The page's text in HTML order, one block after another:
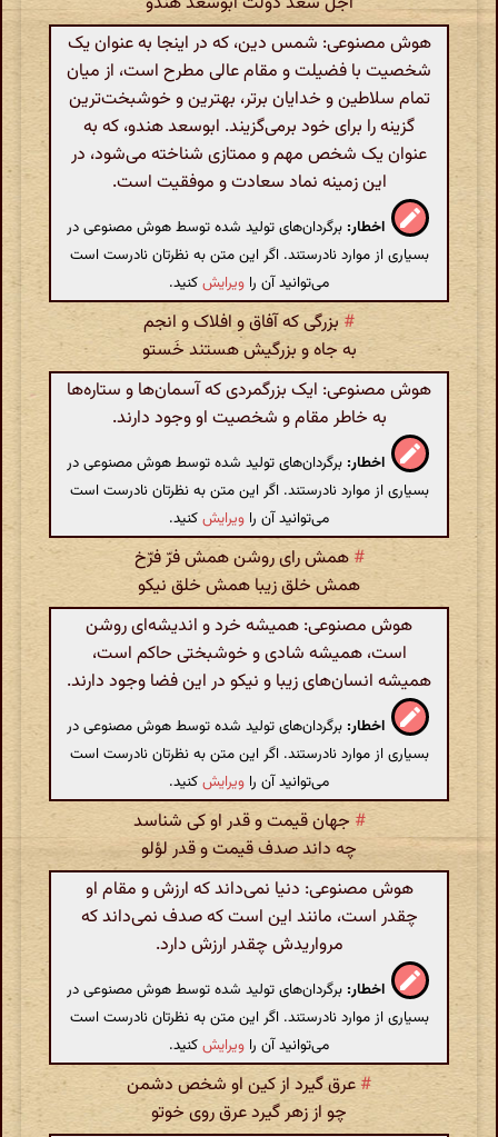
هوش مصنوعی: شمس دین، که در اینجا به عنوان یک
شخصیت با فضیلت و مقام عالی مطرح است، از میان
تمام سلاطین و خدایان برتر، بهترین و خوشبخت‌ترین
گزینه را برای خود برمی‌گزیند. ابوسعد هندو، که به
عنوان یک شخص مهم و ممتازی شناخته می‌شود، در
این زمینه نماد سعادت و موفقیت است.
اخطار: برگردان‌های تولید شده توسط هوش مصنوعی در
بسیاری از موارد نادرستند. اگر این متن به نظرتان نادرست است
می‌توانید آن را ویرایشکنید.
# بزرگی که آفاق و افلاک و انجم
به جاه و بزرگیش هستند خَستو
هوش مصنوعی: ایک بزرگمردی که آسمان‌ها و ستاره‌ها
به خاطر مقام و شخصیت او وجود دارند.
اخطار: برگردان‌های تولید شده توسط هوش مصنوعی در
بسیاری از موارد نادرستند. اگر این متن به نظرتان نادرست است
می‌توانید آن را ویرایشکنید.
# همش رای روشن همش فرّ فرّخ
همش‌ خلق‌ زیبا همش‌ خلق‌ نیکو
هوش مصنوعی: همیشه خرد و اندیشه‌ای روشن
است، همیشه شادی و خوشبختی حاکم است،
همیشه انسان‌های زیبا و نیکو در این فضا وجود دارند.
اخطار: برگردان‌های تولید شده توسط هوش مصنوعی در
بسیاری از موارد نادرستند. اگر این متن به نظرتان نادرست است
می‌توانید آن را ویرایشکنید.
# جهان قیمت و قدر او کی شناسد
چه داند صدف قیمت و قدر لؤلو
هوش مصنوعی: دنیا نمی‌داند که ارزش و مقام او
چقدر است، مانند این است که صدف نمی‌داند که
مرواریدش چقدر ارزش دارد.
اخطار: برگردان‌های تولید شده توسط هوش مصنوعی در
بسیاری از موارد نادرستند. اگر این متن به نظرتان نادرست است
می‌توانید آن را ویرایشکنید.
# عرق‌ گیرد از کین او شخص دشمن
چو از زهر گیرد عرق روی خوتو